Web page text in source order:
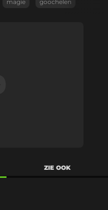
magie goochelen
ZIE OOK